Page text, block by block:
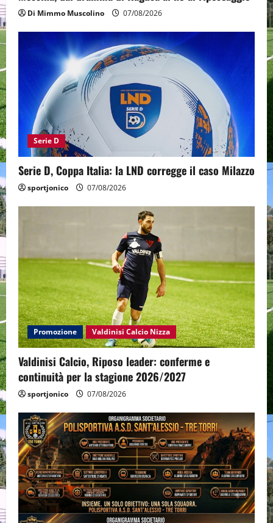
Di Mimmo Muscolino 07/08/2026
Serie D
Serie D, Coppa Italia: la LND corregge il caso Milazzo
sportjonico 07/08/2026
Promozione Valdinisi Calcio Nizza
Valdinisi Calcio, Riposo leader: conferme e
continuità per la stagione 2026/2027
sportjonico 07/08/2026